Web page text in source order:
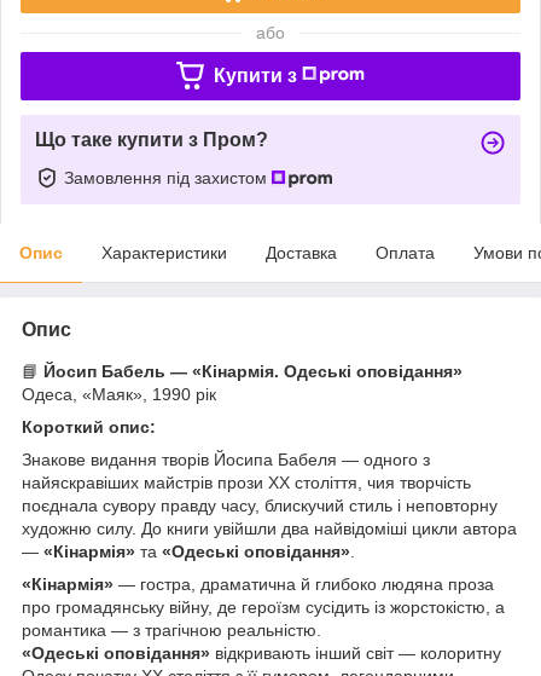
або
Купити з
Що таке купити з Пром?
Замовлення під захистом
Опис Характеристики Доставка Оплата Умови
Опис
📘 Йосип Бабель — «Кінармія. Одеські оповідання»
Одеса, «Маяк», 1990 рік
Короткий опис:
Знакове видання творів Йосипа Бабеля — одного з
найяскравіших майстрів прози ХХ століття, чия творчість
поєднала сувору правду часу, блискучий стиль і неповторну
художню силу. До книги увійшли два найвідоміші цикли автора
— «Кінармія» та «Одеські оповідання»
«Кінармія» — гостра, драматична й глибоко людяна проза
про громадянську війну, де героїзм сусідить із жорстокістю, а
романтика — з трагічною реальністю.
«Одеські оповідання» відкривають інший світ — колоритну